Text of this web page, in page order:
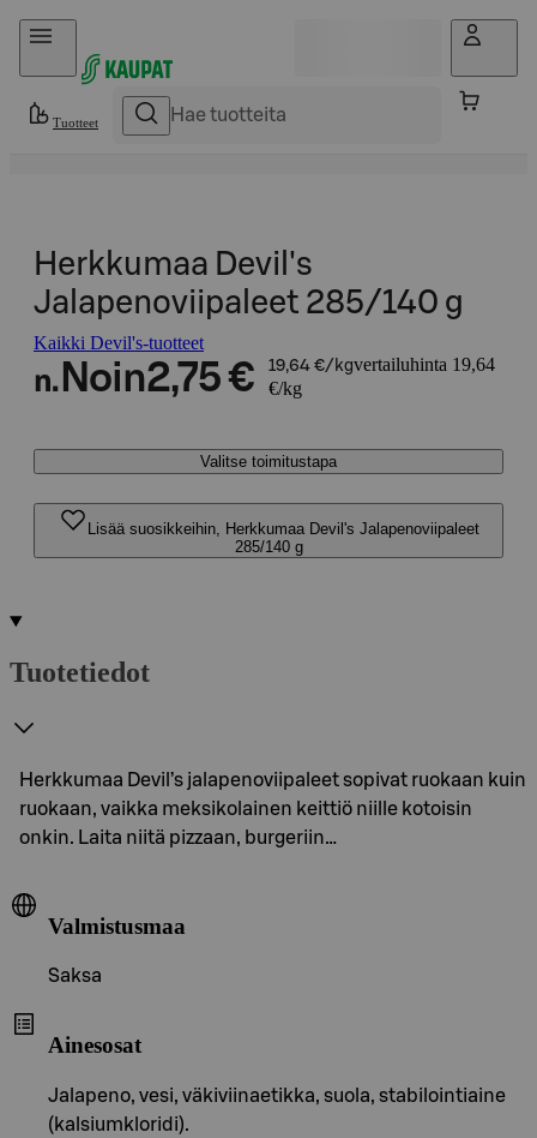
Hyppää sisältöön
Tuotteet
Herkkumaa Devil's
Jalapenoviipaleet 285/140 g
Kaikki Devil's-tuotteet
n. Noin2,75 € 19,64 €/kgvertailuhinta 19,64
€/kg
Valitse toimitustapa
Lisää suosikkeihin, Herkkumaa Devil's Jalapenoviipaleet
285/140 g
Tuotetiedot
Herkkumaa Devil’s jalapenoviipaleet sopivat ruokaan kuin
ruokaan, vaikka meksikolainen keittiö niille kotoisin
onkin. Laita niitä pizzaan, burgeriin…
Valmistusmaa
Saksa
Ainesosat
Jalapeno, vesi, väkiviinaetikka, suola, stabilointiaine
(kalsiumkloridi).